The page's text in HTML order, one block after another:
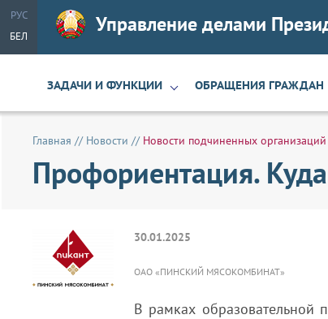
РУС
БЕЛ
Управление делами
ЗАДАЧИ И ФУНКЦИИ ОБРАЩЕНИЯ ГРАЖДАН
Главная // Новости // Новости подчиненных организаций
Профориентация.
30.01.2025
ОАО «ПИНСКИЙ МЯСОКОМБИНАТ»
В рамках